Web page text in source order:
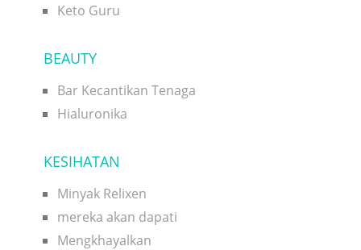
Keto Guru
BEAUTY
Bar Kecantikan Tenaga
Hialuronika
KESIHATAN
Minyak Relixen
mereka akan dapati
Mengkhayalkan